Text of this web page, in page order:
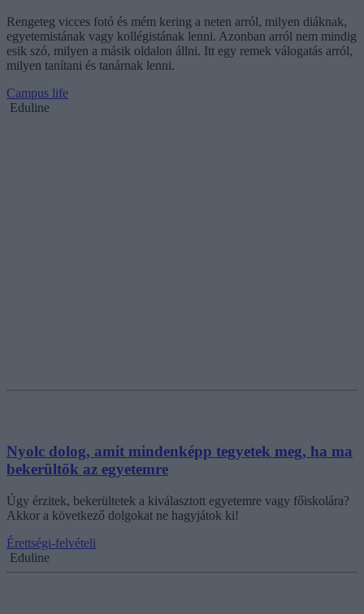
Rengeteg vicces fotó és mém kering a neten arról, milyen diáknak,
egyetemistának vagy kollégistának lenni. Azonban arról nem mindig
esik szó, milyen a másik oldalon állni. Itt egy remek válogatás arról,
milyen tanítani és tanárnak lenni.
Campus life
Eduline
Nyolc dolog, amit mindenképp tegyetek meg, ha ma
bekerültök az egyetemre
Úgy érzitek, bekerültetek a kiválasztott egyetemre vagy főiskolára?
Akkor a következő dolgokat ne hagyjátok ki!
Érettségi-felvételi
Eduline